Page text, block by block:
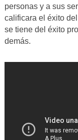
personas y a sus
calificara el éxito
se tiene del éxito
demás.